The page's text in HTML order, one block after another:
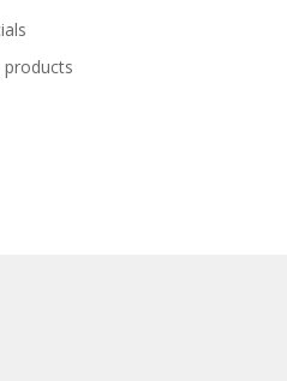
products